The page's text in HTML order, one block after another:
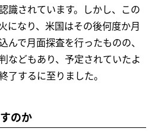
識されています。しかし、この
になり、米国はその後何度か月
んで月面探査を行ったものの、
などもあり、予定されていたよ
了するに至りました。
のか